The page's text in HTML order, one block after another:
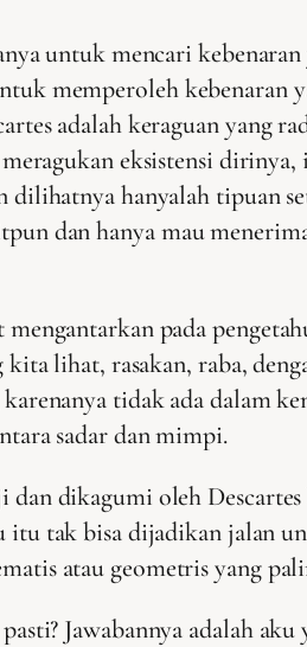
untuk mencari
memperoleh
adalah keraguan yang
eksistensi
hanyalah tipuan
dan hanya mau
pada
kita lihat, rasakan, raba,
tidak ada dalam
sadar dan mimpi.
dikagumi oleh
itu tak bisa dijadikan jalan
atau geometris yang
Jawabannya adalah